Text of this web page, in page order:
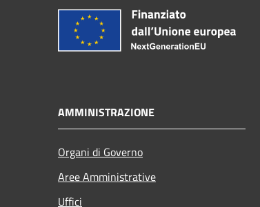
AMMINISTRAZIONE
Organi di Governo
Aree Amministrative
Uffici